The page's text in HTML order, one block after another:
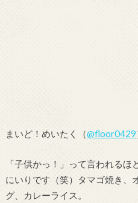
まいど！めいたく（@floor0429
「子供かっ！」って言われる
にいりです（笑）タマゴ焼き、
グ、カレーライス。